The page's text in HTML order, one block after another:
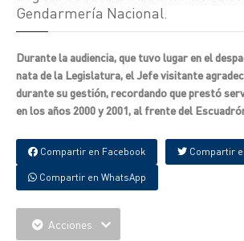
Gendarmería Nacional.
Durante la audiencia, que tuvo lugar en el
nata de la Legislatura, el Jefe visitante
durante su gestión, recordando que prestó
en los años 2000 y 2001, al frente del
Compartir en Facebook Compartir
Compartir en WhatsApp
Acciones